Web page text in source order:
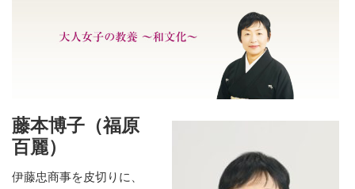
藤本博子（福原
百麗）
伊藤忠商事を皮切りに、